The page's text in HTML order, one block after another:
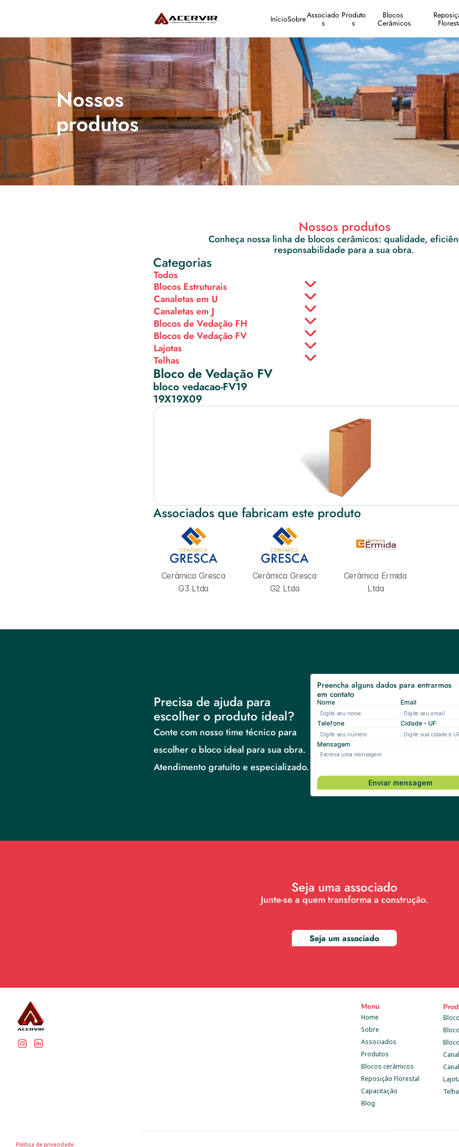
InícioSobreAssociado
s
Produto
s
Blocos
Cerâmicos
Nossos
produtos
Nossos produtos
Conheça nossa linha de blocos cerâmicos: qualidade,
responsabilidade para a sua obra.
Categorias
Todos
Blocos Estruturais
Canaletas em U
Canaletas em J
Blocos de Vedação FH
Blocos de Vedação FV
Lajotas
Telhas
Bloco de Vedação FV
bloco vedacao-FV19
19X19X09
Associados que fabricam este produto
Cerâmica Gresca
G3 Ltda
Cerâmica Gresca
G2 Ltda
Cerâmica Ermida
Ltda
Política de privacidade
Menu
Home
Sobre
Blog
Associados
Produtos
Blocos cerâmicos
Reposição Florestal
Capacitação
Precisa de ajuda para
escolher o produto ideal?
Conte com nosso time técnico para
escolher o bloco ideal para sua obra.
Atendimento gratuito e especializado.
Preencha alguns dados para entrarmos
em contato
Nome Email
Telefone Cidade - UF
Mensagem
Enviar mensagem
Seja uma associado
Junte-se a quem transforma a construção.
Seja um associado